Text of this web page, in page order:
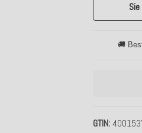
GTIN
🚚